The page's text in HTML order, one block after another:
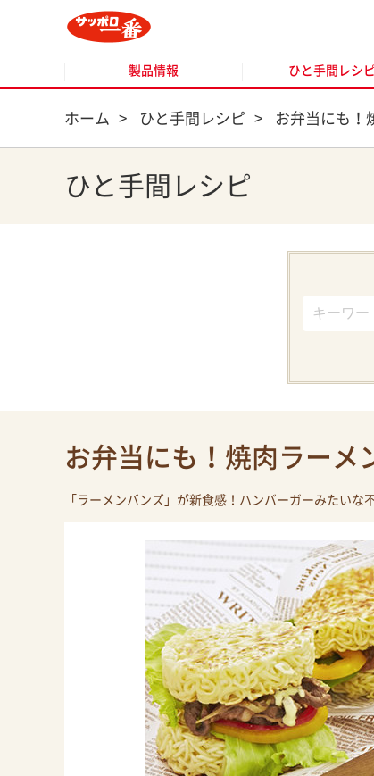
製品情報 ひと手間レシピ
ホーム > ひと手間レシピ > お弁当にも！
ひと手間レシピ
お弁当にも！焼肉ラーメ
「ラーメンバンズ」が新食感！ハンバーガーみたいな